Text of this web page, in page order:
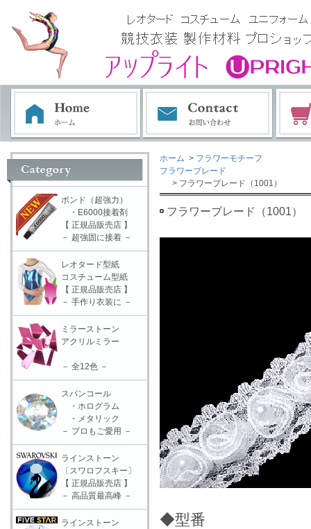
ホーム > フラワーモチーフ
フラワーブレード
> フラワーブレード（1001）
フラワーブレード（1001）
◆型番
ボンド（超強力）
・E6000接着剤
【 正規品販売店 】
－ 超強固に接着 －
レオタード型紙
コスチューム型紙
【 正規品販売店 】
－ 手作り衣装に －
ミラーストーン
アクリルミラー
－ 全12色 －
スパンコール
・ホログラム
・メタリック
－ プロもご愛用 －
ラインストーン
〔スワロフスキー〕
【 正規品販売店 】
－ 高品質最高峰 －
ラインストーン